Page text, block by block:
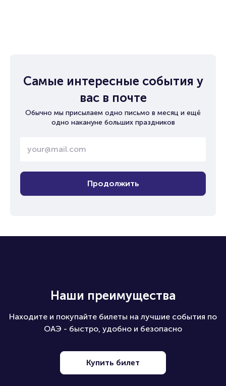
Самые интересные события у
вас в почте
Обычно мы присылаем одно письмо в месяц и ещё
одно накануне больших праздников
Продолжить
Наши преимущества
Находите и покупайте билеты на лучшие события по
ОАЭ - быстро, удобно и безопасно
Купить билет